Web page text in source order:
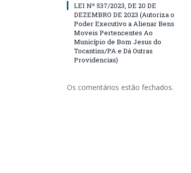
LEI Nº 537/2023, DE 20 DE
DEZEMBRO DE 2023 (Autoriza o
Poder Executivo a Alienar Bens
Moveis Pertencentes Ao
Município de Bom Jesus do
Tocantins/PA e Dá Outras
Providencias)
Os comentários estão fechados.